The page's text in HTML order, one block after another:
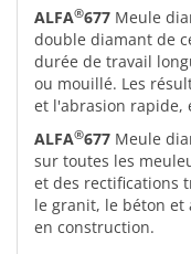
ALFA®677 Meule
double diamant de
durée de travail
ou mouillé. Les
et l'abrasion rapide,
ALFA®677 Meule
sur toutes les
et des rectifications
le granit, le béton et
en construction.